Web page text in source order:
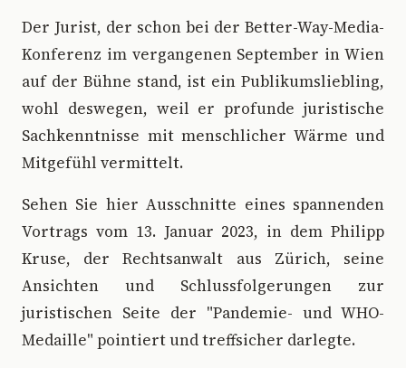
Der Jurist, der schon bei der Better-Way-Media-
Konferenz im vergangenen September in Wien
auf der Bühne stand, ist ein Publikumsliebling,
wohl deswegen, weil er profunde juristische
Sachkenntnisse mit menschlicher Wärme und
Mitgefühl vermittelt.
Sehen Sie hier Ausschnitte eines spannenden
Vortrags vom 13. Januar 2023, in dem Philipp
Kruse, der Rechtsanwalt aus Zürich, seine
Ansichten und Schlussfolgerungen zur
juristischen Seite der "Pandemie- und WHO-
Medaille" pointiert und treffsicher darlegte.